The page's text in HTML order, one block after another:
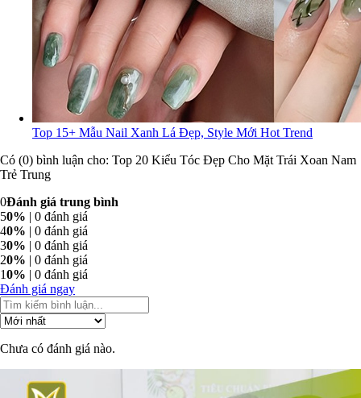
Top 15+ Mẫu Nail Xanh Lá Đẹp, Style Mới Hot Trend
Có (0) bình luận cho: Top 20 Kiểu Tóc Đẹp Cho Mặt Trái Xoan Nam
Trẻ Trung
0Đánh giá trung bình
50% | 0 đánh giá
40% | 0 đánh giá
30% | 0 đánh giá
20% | 0 đánh giá
10% | 0 đánh giá
Đánh giá ngay
Chưa có đánh giá nào.